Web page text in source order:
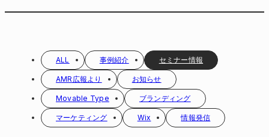
ALL 事例紹介 セミナー情報
AMR広報より お知らせ
Movable Type ブランディング
マーケティング Wix 情報発信